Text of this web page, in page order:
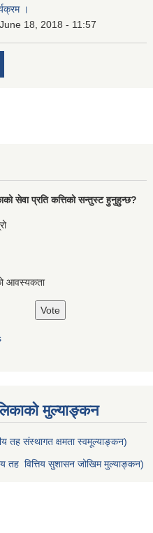
।
18, 2018 - 11:57
सेवा प्रति कत्तिको सन्तुस्ट हुनुहुन्छ?
आवस्यकता
मुल्याङ्कन
तह संस्थागत क्षमता स्वमूल्याङ्कन)
तह वित्तिय सुशासन जोखिम मुल्याङ्कन)